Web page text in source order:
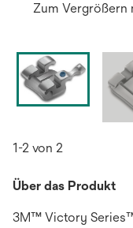
Zum Vergrößern
1-2 von 2
Über das Produkt
3M™ Victory